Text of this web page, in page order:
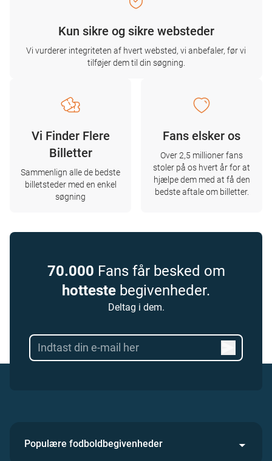
Kun sikre og sikre websteder
Vi vurderer integriteten af ​​hvert websted, vi anbefaler, før vi
tilføjer dem til din søgning.
Vi Finder Flere
Billetter
Sammenlign alle de bedste
billetsteder med en enkel
søgning
Fans elsker os
Over 2,5 millioner fans
stoler på os hvert år for at
hjælpe dem med at få den
bedste aftale om billetter.
70.000 Fans får besked om
hotteste begivenheder.
Deltag i dem.
Populære fodboldbegivenheder